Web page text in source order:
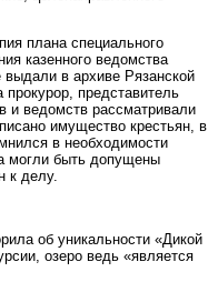
плана специального
казенного ведомства
выдали в архиве Рязанской
представитель
и ведомств рассматривали
имущество крестьян, в
в необходимости
могли быть допущены
к делу.
об уникальности «Дикой
озеро ведь «является